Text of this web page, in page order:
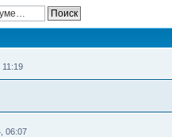
06:07